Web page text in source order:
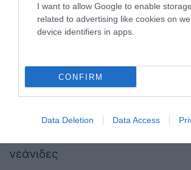
I want to allow Google to enable storage
related to advertising like cookies on
device identifiers in apps.
CONFIRM
Data Deletion Data Access
ομαδικό-άνδρες
-Πρωτάθλημα Ελλάδας αεροβόλο
-Πρωτάθλημα Ελλάδας τουφέκι
νεάνιδες